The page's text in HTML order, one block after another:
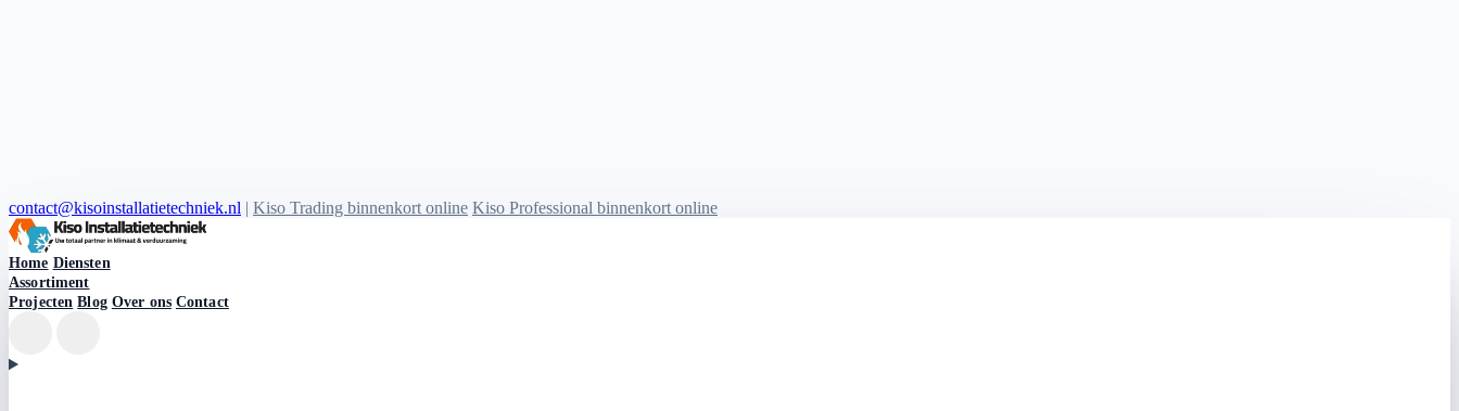
contact@kisoinstallatietechniek.nl | Kiso Trading binnenkort online Kiso Professional binnenkort online
Kiso Installatietechniek logo
Home Diensten
Assortiment
Projecten Blog Over ons Contact